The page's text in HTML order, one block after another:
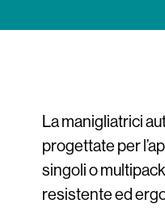
La manigliatrici
progettate per
singoli o
resistente ed